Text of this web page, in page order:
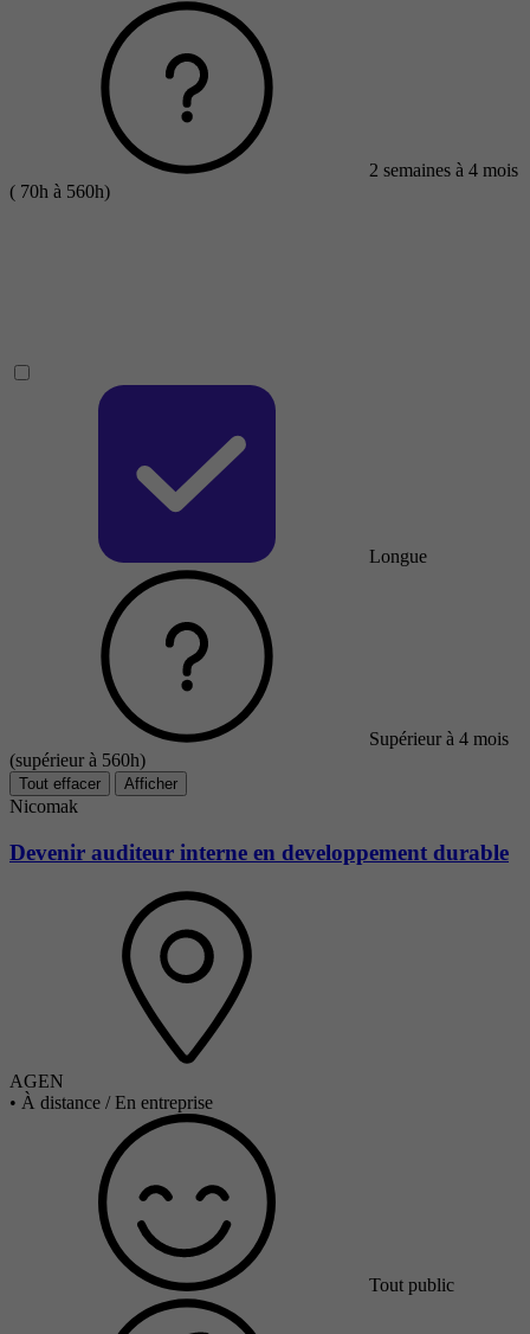
2 semaines à 4 mois
( 70h à 560h)
Longue
Supérieur à 4 mois
(supérieur à 560h)
Tout effacer Afficher
Nicomak
Devenir auditeur interne en developpement durable
AGEN
• À distance / En entreprise
Tout public